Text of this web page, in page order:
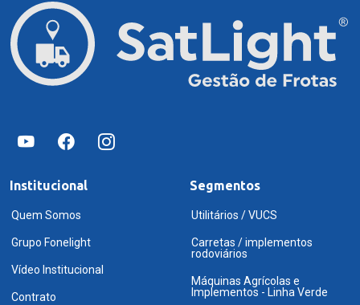
Institucional
Quem Somos
Grupo Fonelight
Vídeo Institucional
Contrato
Segmentos
Utilitários / VUCS
Carretas / implementos
rodoviários
Máquinas Agrícolas e
Implementos - Linha Verde